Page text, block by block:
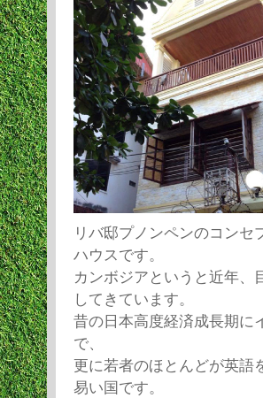
リバ邸プノンペンのコン
ハウスです。
カンボジアというと近年、
してきています。
昔の日本高度経済成長期に
で、
更に若者のほとんどが英語
易い国です。